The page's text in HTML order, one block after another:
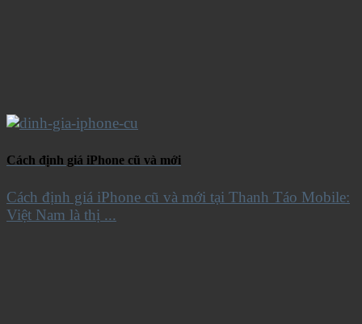
Cách định giá iPhone cũ và mới
Cách định giá iPhone cũ và mới tại Thanh Táo Mobile:
Việt Nam là thị ...